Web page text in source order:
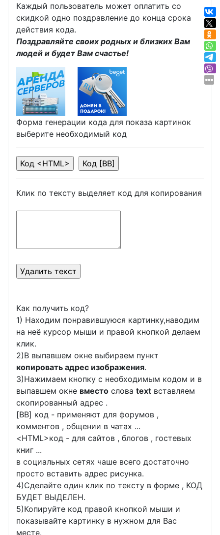
Каждый пользователь может оплатить со
скидкой одно поздравление до конца срока
действия кода.
Поздравляйте своих родных и близких Вам
людей и будет Вам счастье!
Форма генерации кода для показа картинок
выберите необходимый код
Клик по тексту выделяет код для копирования
Как получить код?
1) Находим понравившуюся картинку,наводим
на неё курсор мыши и правой кнопкой делаем
клик.
2)В выпавшем окне выбираем пункт
копировать адрес изображения.
3)Нажимаем кнопку с необходимым кодом и в
выпавшем окне вместо слова text вставляем
скопированный адрес .
[BB] код - применяют для форумов ,
комментов , общении в чатах ...
<HTML>код - для сайтов , блогов , гостевых
книг ...
в социальных сетях чаше всего достаточно
просто вставить адрес рисунка.
4)Сделайте один клик по тексту в форме , КОД
БУДЕТ ВЫДЕЛЕН.
5)Копируйте код правой кнопкой мыши и
показывайте картинку в нужном для Вас
месте.